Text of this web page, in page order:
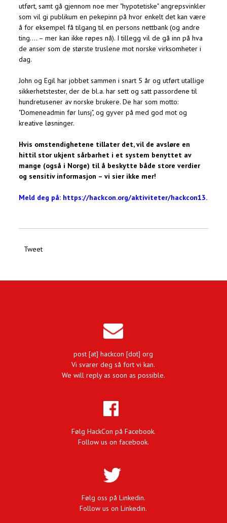
utført, samt gå gjennom noe mer "hypotetiske" angrepsvinkler
som vil gi publikum en pekepinn på hvor enkelt det kan være
å for eksempel få tilgang til en persons nettbank (og andre
ting…. – mer kan ikke røpes nå). I tillegg vil de gå inn på hva
de anser som de største truslene mot norske virksomheter i
dag.
John og Egil har jobbet sammen i snart 5 år og utført utallige
sikkerhetstester, der de bl.a. har sett og satt passordene til
hundretusener av norske brukere. De har som motto:
"Domeneadmin før lunsj", og gyver på med god mot og
kreative løsninger.
Hvis omstendighetene tillater det, vil de avsløre en
hittil stor ukjent sårbarhet i et system benyttet av
mange (også i Norge) til å beskytte både store verdier
og sensitiv informasjon – vi sier ikke mer!
Meld deg på: https://hackcon.org/aktiviteter/hackcon13.
Tweet
post [at] hackcon [dot] org
Vi svarer deg så fort vi kan.
We will reply as soon as possible.
Følg HackCon på Facebook.
Follow us on facebook.
Følg oss på Linkedin.
Follow us on Linkedin.